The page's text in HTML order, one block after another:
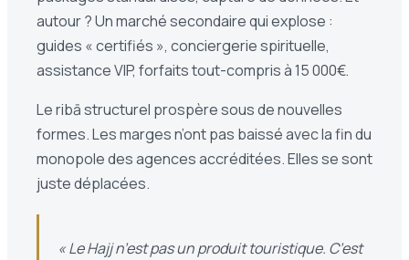
autour ? Un marché secondaire qui explose :
guides « certifiés », conciergerie spirituelle,
assistance VIP, forfaits tout-compris à 15 000€.
Le ribā structurel prospère sous de nouvelles
formes. Les marges n’ont pas baissé avec la fin du
monopole des agences accréditées. Elles se sont
juste déplacées.
« Le Hajj n’est pas un produit touristique. C’est